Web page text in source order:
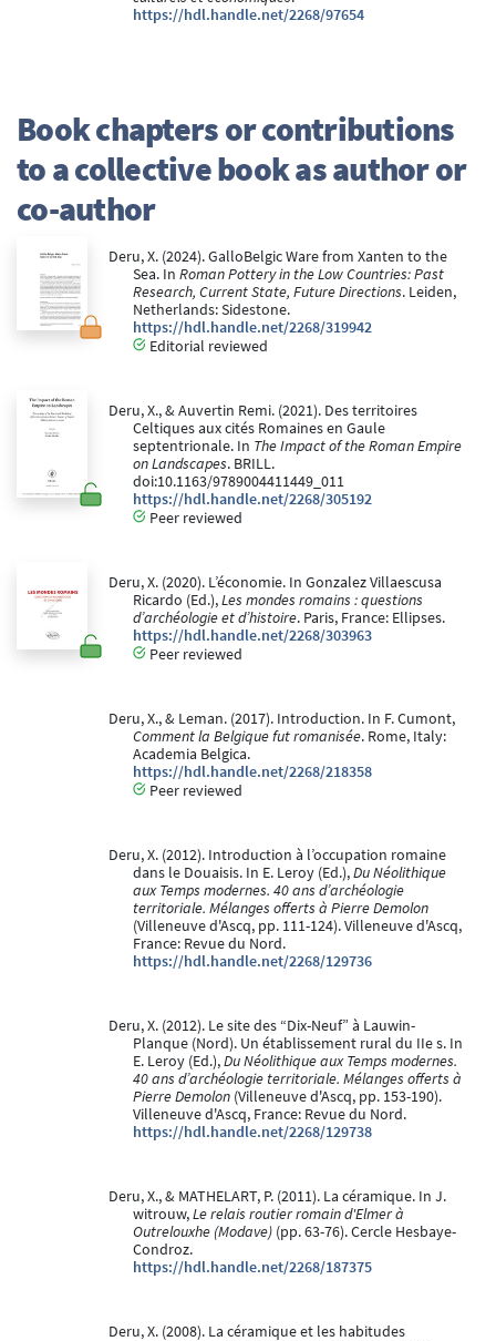
https://hdl.handle.net/2268/97654
Book chapters or contributions
to a collective book as author or
co-author
Deru, X. (2024). GalloBelgic Ware from Xanten to the
Sea. In Roman Pottery in the Low Countries: Past
Research, Current State, Future Directions. Leiden,
Netherlands: Sidestone.
https://hdl.handle.net/2268/319942
Editorial reviewed
Deru, X., & Auvertin Remi. (2021). Des territoires
Celtiques aux cités Romaines en Gaule
septentrionale. In The Impact of the Roman Empire
on Landscapes. BRILL.
doi:10.1163/9789004411449_011
https://hdl.handle.net/2268/305192
Peer reviewed
Deru, X. (2020). L’économie. In Gonzalez Villaescusa
Ricardo (Ed.),Les mondes romains : questions
d’archéologie et d’histoire. Paris, France: Ellipses.
https://hdl.handle.net/2268/303963
Peer reviewed
Deru, X., & Leman. (2017). Introduction. In F. Cumont,
Comment la Belgique fut romanisée. Rome, Italy:
Academia Belgica.
https://hdl.handle.net/2268/218358
Peer reviewed
Deru, X. (2012). Introduction à l’occupation romaine
dans le Douaisis. In E. Leroy (Ed.),Du Néolithique
aux Temps modernes. 40 ans d’archéologie
territoriale. Mélanges offerts à Pierre Demolon
(Villeneuve d'Ascq, pp. 111-124). Villeneuve d'Ascq,
France: Revue du Nord.
https://hdl.handle.net/2268/129736
Deru, X. (2012). Le site des “Dix-Neuf” à Lauwin-
Planque (Nord). Un établissement rural du IIe s. In
E. Leroy (Ed.),Du Néolithique aux Temps modernes.
40 ans d’archéologie territoriale. Mélanges offerts à
Pierre Demolon (Villeneuve d'Ascq, pp. 153-190).
Villeneuve d'Ascq, France: Revue du Nord.
https://hdl.handle.net/2268/129738
Deru, X., & MATHELART, P. (2011). La céramique. In J.
witrouw,Le relais routier romain d'Elmer à
Outrelouxhe (Modave) (pp. 63-76). Cercle Hesbaye-
Condroz.
https://hdl.handle.net/2268/187375
Deru, X. (2008). La céramique et les habitudes